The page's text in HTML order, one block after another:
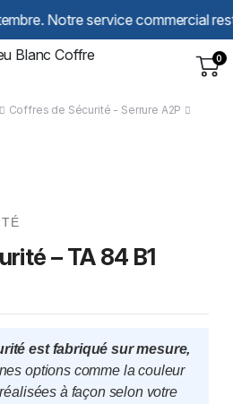
service commercial reste à
0
Coffres de Sécurité - Serrure A2P
– TA 84 B1
est fabriqué sur mesure,
options comme la couleur
à façon selon votre